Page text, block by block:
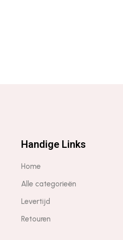
Handige Links
Home
Alle categorieën
Levertijd
Retouren